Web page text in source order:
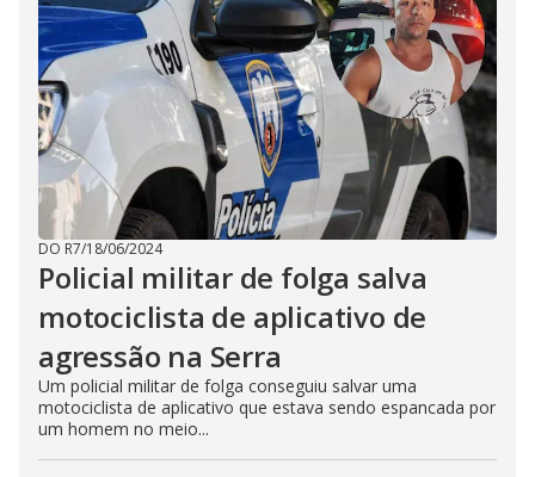
DO R7/18/06/2024
Policial militar de folga salva
motociclista de aplicativo de
agressão na Serra
Um policial militar de folga conseguiu salvar uma
motociclista de aplicativo que estava sendo espancada por
um homem no meio...